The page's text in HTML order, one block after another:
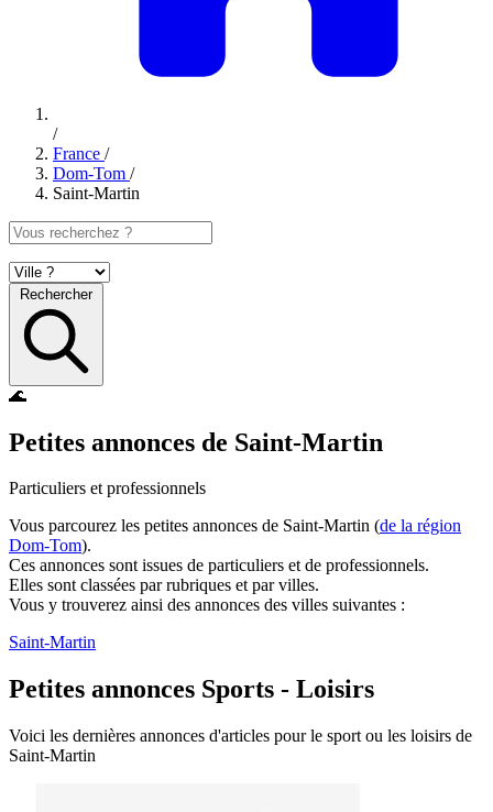
/
France /
Dom-Tom /
Saint-Martin
Rechercher
🌊
Petites annonces de Saint-Martin
Particuliers et professionnels
Vous parcourez les petites annonces de Saint-Martin (de la région
Dom-Tom).
Ces annonces sont issues de particuliers et de professionnels.
Elles sont classées par rubriques et par villes.
Vous y trouverez ainsi des annonces des villes suivantes :
Saint-Martin
Petites annonces Sports - Loisirs
Voici les dernières annonces d'articles pour le sport ou les loisirs de
Saint-Martin